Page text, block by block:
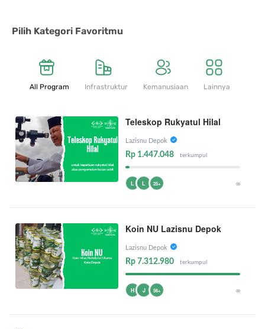
Pilih Kategori Favoritmu
All Program Infrastruktur Kemanusiaan Lainnya
Teleskop Rukyatul Hilal
Lazisnu Depok
Rp 1.447.048 terkumpul
L L 25+ ∞
Koin NU Lazisnu Depok
Lazisnu Depok
Rp 7.312.980 terkumpul
H J 56+ ∞